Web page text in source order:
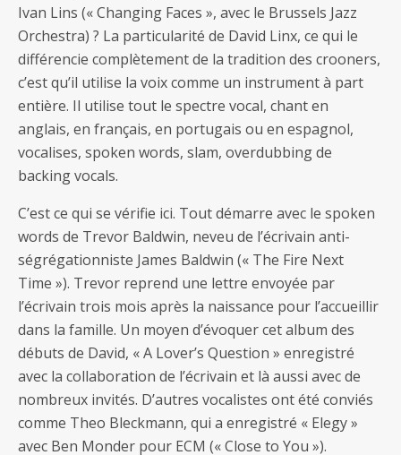
Ivan Lins (« Changing Faces », avec le Brussels Jazz
Orchestra) ? La particularité de David Linx, ce qui le
différencie complètement de la tradition des crooners,
c’est qu’il utilise la voix comme un instrument à part
entière. Il utilise tout le spectre vocal, chant en
anglais, en français, en portugais ou en espagnol,
vocalises, spoken words, slam, overdubbing de
backing vocals.
C’est ce qui se vérifie ici. Tout démarre avec le spoken
words de Trevor Baldwin, neveu de l’écrivain anti-
ségrégationniste James Baldwin (« The Fire Next
Time »). Trevor reprend une lettre envoyée par
l’écrivain trois mois après la naissance pour l’accueillir
dans la famille. Un moyen d’évoquer cet album des
débuts de David, « A Lover’s Question » enregistré
avec la collaboration de l’écrivain et là aussi avec de
nombreux invités. D’autres vocalistes ont été conviés
comme Theo Bleckmann, qui a enregistré « Elegy »
avec Ben Monder pour ECM (« Close to You »).